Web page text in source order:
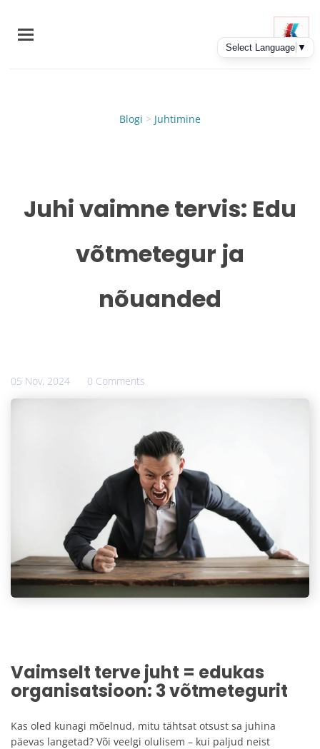
main
Blogi > Juhtimine
Juhi vaimne tervis: Edu
võtmetegur ja
nõuanded
05 Nov, 2024 0 Comments
Vaimselt terve juht = edukas
organisatsioon: 3 võtmetegurit
Kas oled kunagi mõelnud, mitu tähtsat otsust sa juhina
päevas langetad? Või veelgi olulisem – kui paljud neist